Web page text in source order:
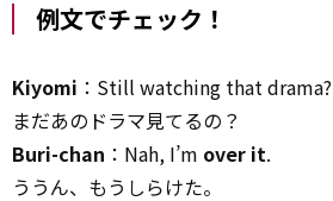
例文でチェック！
Kiyomi ：Still watching that drama?
まだあのドラマ見てるの？
Buri-chan ：Nah, I’m over it.
ううん、もうしらけた。